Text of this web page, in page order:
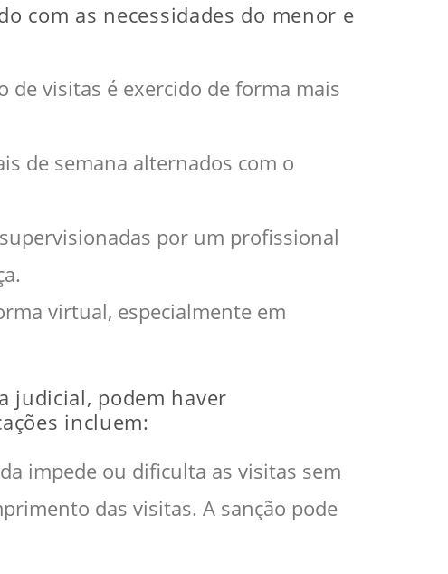
com as necessidades do menor e
de visitas é exercido de forma mais
de semana alternados com o
por um profissional
virtual, especialmente em
judicial, podem haver
incluem:
impede ou dificulta as visitas sem
das visitas. A sanção pode